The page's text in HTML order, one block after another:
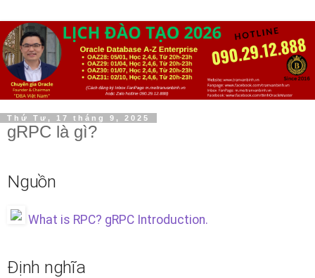
Thứ Tư, 17 tháng 9, 2025
gRPC là gì?
Nguồn
What is RPC? gRPC Introduction.
Định nghĩa